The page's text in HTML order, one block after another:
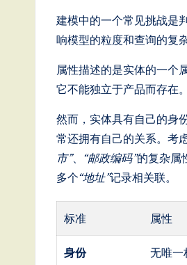
ft
w
建模中的一个常见挑战是
响模型的粒度和查询的复杂
属性描述的是实体的一个
它不能独立于产品而存在。
然而，实体具有自己的身
常还拥有自己的关系。考
市”、 “邮政编码”的复杂属
多个“地址”记录相关联。
标准 属性
身份 无唯一